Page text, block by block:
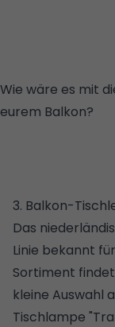
Wie wäre es mit
eurem Balkon?
3. Balkon-
Das
Linie bekannt
Sortiment
kleine Auswahl
Tischlampe